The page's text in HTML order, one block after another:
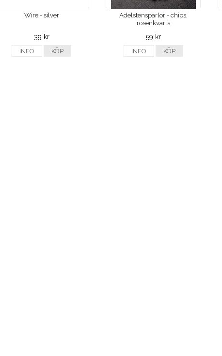
Wire - silver
39 kr
INFO KÖP
Ädelstenspärlor - chips,
rosenkvarts
59 kr
INFO KÖP